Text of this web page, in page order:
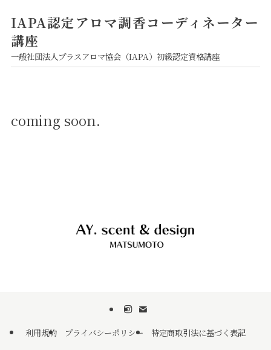
IAPA認定アロマ調香コーディネーター
講座
一般社団法人プラスアロマ協会（IAPA）初級認定資格講座
coming soon.
利用規約 プライバシーポリシー 特定商取引法に基づく表記